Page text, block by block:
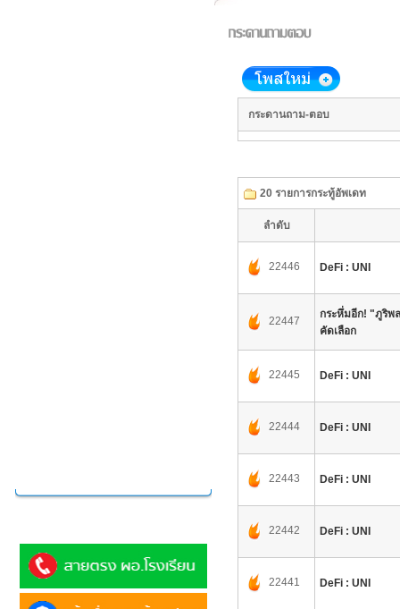
กระดานถาม-ตอบ
20 รายการกระทู้อัพเดท
ลำดับ
22446 DeFi : UNI
22447
กระหึ่มอีก! "ภูริพ
คัดเลือก
22445 DeFi : UNI
22444 DeFi : UNI
22443 DeFi : UNI
22442 DeFi : UNI
22441 DeFi : UNI